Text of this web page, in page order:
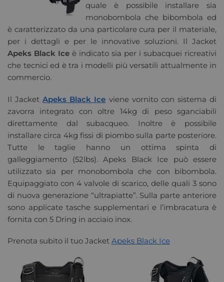
quale è possibile installare sia
monobombola che bibombola ed
è caratterizzato da una particolare cura per il materiale,
per i dettagli e per le innovative soluzioni. Il Jacket
Apeks Black Ice è indicato sia per i subacquei ricreativi
che tecnici ed è tra i modelli più versatili attualmente in
commercio.
Il JacketApeks Black Ice viene vornito con sistema di
zavorra integrato con oltre 14kg di peso sganciabili
direttamente dal subacqueo. Inoltre è possibile
installare circa 4kg fissi di piombo sulla parte posteriore.
Tutte le taglie hanno un ottima spinta di
galleggiamento (52lbs). Apeks Black Ice può essere
utilizzato sia per monobombola che con bibombola.
Equipaggiato con 4 valvole di scarico, delle quali 3 sono
di nuova generazione “ultrapiatte”. Sulla parte anteriore
sono applicate tasche supplementari e l’imbracatura è
fornita con 5 Dring in acciaio inox.
Prenota subito il tuo Jacket Apeks Black Ice